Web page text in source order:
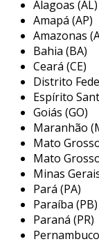
recém-criada
acoplamentos
setores
formação, a
de uma década
que proporciona
atendimento às
comprometida
inovadoras, a
demandas de
garantem
Alagoas (AL)
Amapá (AP)
Amazonas
Bahia (BA)
Ceará (CE)
Distrito
Espírito
Goiás (GO)
Maranhão
Mato
Mato
Minas
Pará (PA)
Paraíba (PB)
Paraná (PR)